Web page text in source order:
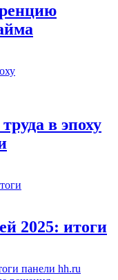
в эпоху
2025: итоги